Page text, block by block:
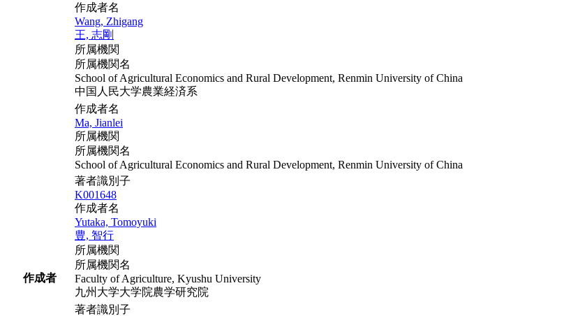
作成者
作成者名
Wang, Zhigang
王, 志剛
所属機関
所属機関名
School of Agricultural Economics and Rural Development, Renmin University of China
中国人民大学農業経済系
作成者名
Ma, Jianlei
所属機関
所属機関名
School of Agricultural Economics and Rural Development, Renmin University of China
著者識別子
K001648
作成者名
Yutaka, Tomoyuki
豊, 智行
所属機関
所属機関名
Faculty of Agriculture, Kyushu University
九州大学大学院農学研究院
著者識別子